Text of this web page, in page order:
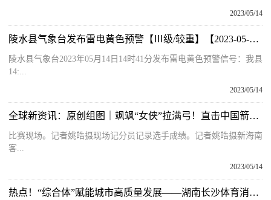
2023/05/14
陵水县气象台发布雷电黄色预警【Ⅲ级/较重】【2023-05-14】-动态焦点
陵水县气象台2023年05月14日14时41分发布雷电黄色预警信号：我县
14:...
2023/05/14
全球新资讯：原创组图｜飒飒“女侠”拉满弓！直击中国箭王争霸赛文昌站的巾帼风采
比赛现场。记者姚皓摄现场记分员记录选手成绩。记者姚皓摄新海南
客...
2023/05/14
热点！“综合体”赋能城市高质量发展——湖南长沙体育消费调查系列报道之二